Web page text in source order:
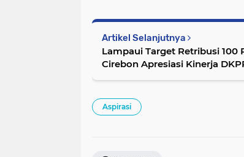
Artikel Selanjutnya
Lampaui Target Retribusi 100
Cirebon Apresiasi Kinerja
Aspirasi